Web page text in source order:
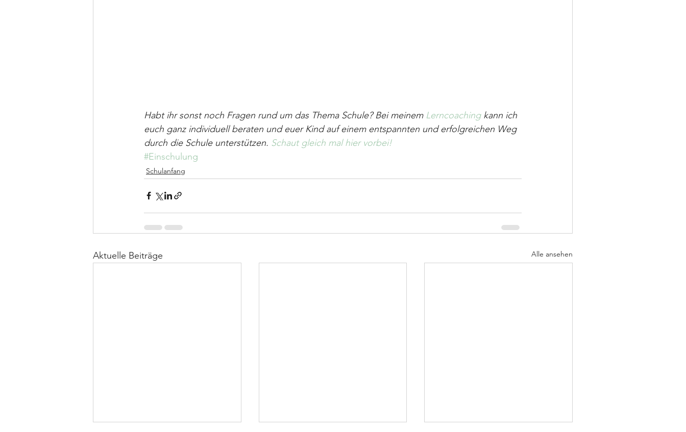
Habt ihr sonst noch Fragen rund um das Thema Schule? Bei meinem Lerncoaching kann ich
euch ganz individuell beraten und euer Kind auf einem entspannten und erfolgreichen Weg
durch die Schule unterstützen. Schaut gleich mal hier vorbei!
#Einschulung
Schulanfang
Aktuelle Beiträge Alle ansehen